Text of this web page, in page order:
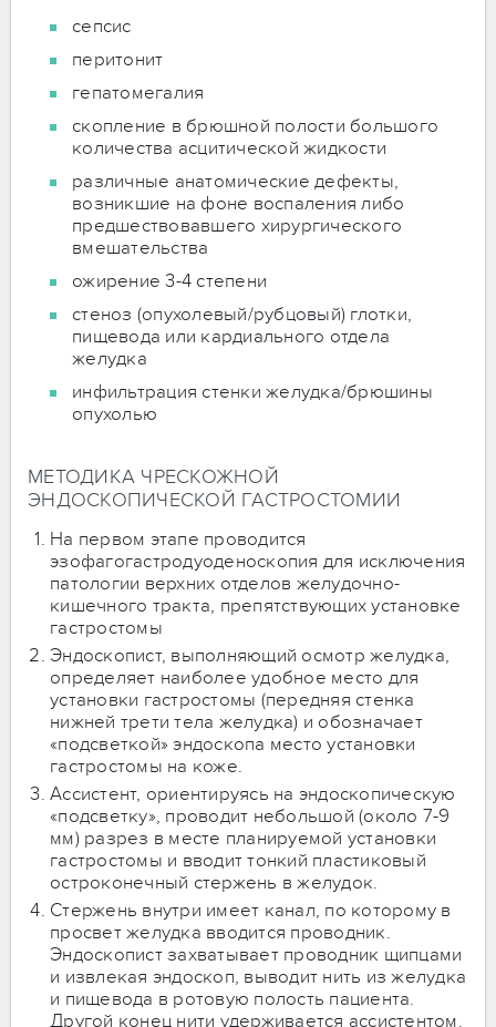
сепсис
перитонит
гепатомегалия
скопление в брюшной полости большого
количества асцитической жидкости
различные анатомические дефекты,
возникшие на фоне воспаления либо
предшествовавшего хирургического
вмешательства
ожирение 3-4 степени
стеноз (опухолевый/рубцовый) глотки,
пищевода или кардиального отдела
желудка
инфильтрация стенки желудка/брюшины
опухолью
МЕТОДИКА ЧРЕСКОЖНОЙ
ЭНДОСКОПИЧЕСКОЙ ГАСТРОСТОМИИ
На первом этапе проводится
эзофагогастродуоденоскопия для исключения
патологии верхних отделов желудочно-
кишечного тракта, препятствующих установке
гастростомы
Эндоскопист, выполняющий осмотр желудка,
определяет наиболее удобное место для
установки гастростомы (передняя стенка
нижней трети тела желудка) и обозначает
«подсветкой» эндоскопа место установки
гастростомы на коже.
Ассистент, ориентируясь на эндоскопическую
«подсветку», проводит небольшой (около 7-9
мм) разрез в месте планируемой установки
гастростомы и вводит тонкий пластиковый
остроконечный стержень в желудок.
Стержень внутри имеет канал, по которому в
просвет желудка вводится проводник.
Эндоскопист захватывает проводник щипцами
и извлекая эндоскоп, выводит нить из желудка
и пищевода в ротовую полость пациента.
Другой конец нити удерживается ассистентом.